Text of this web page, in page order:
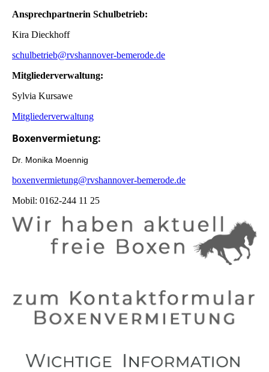
Ansprechpartnerin Schulbetrieb:
Kira Dieckhoff
schulbetrieb@rvshannover-bemerode.de
Mitgliederverwaltung:
Sylvia Kursawe
Mitgliederverwaltung
Boxenvermietung:
Dr. Monika Moennig
boxenvermietung@rvshannover-bemerode.de
Mobil: 0162-244 11 25